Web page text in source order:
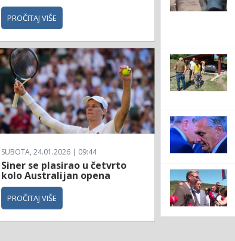
PROČITAJ VIŠE
SUBOTA, 24.01.2026 | 09:44
Siner se plasirao u četvrto
kolo Australijan opena
PROČITAJ VIŠE